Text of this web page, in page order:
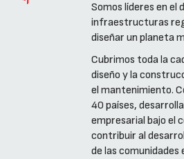
Somos líderes en el
infraestructuras
diseñar un planeta
Cubrimos toda la
diseño y la
el mantenimiento.
40 países,
empresarial bajo el
contribuir al
de las comunidades